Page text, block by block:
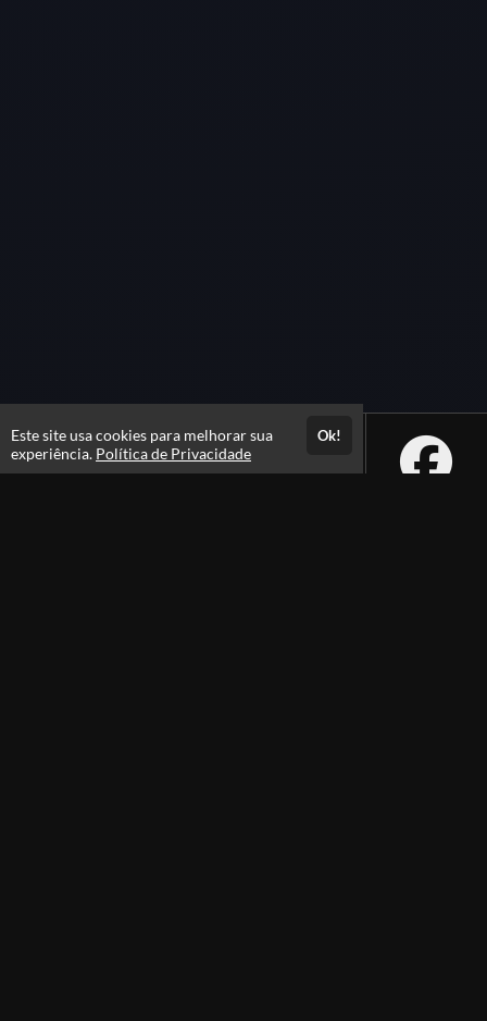
Este site usa cookies para melhorar sua
experiência. Política de Privacidade
Ok!